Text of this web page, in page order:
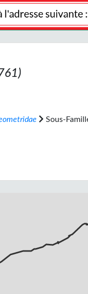
Sous-